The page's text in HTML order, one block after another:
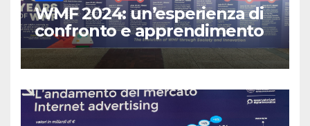
WMF 2024: un’esperienza di
confronto e apprendimento